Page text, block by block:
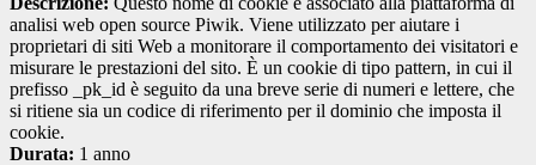
analisi web open source Piwik. Viene utilizzato per aiutare i
proprietari di siti Web a monitorare il comportamento dei visitatori e
misurare le prestazioni del sito. È un cookie di tipo pattern, in cui il
prefisso _pk_id è seguito da una breve serie di numeri e lettere, che
si ritiene sia un codice di riferimento per il dominio che imposta il
cookie.
Durata: 1 anno